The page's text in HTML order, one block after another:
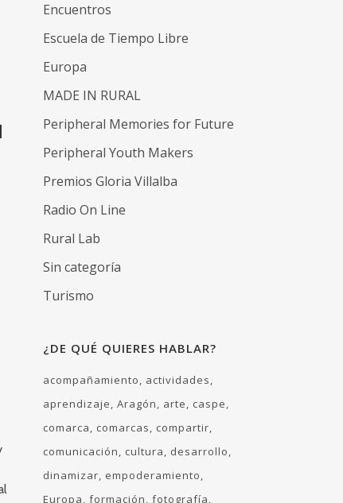
Encuentros
Escuela de Tiempo Libre
Europa
MADE IN RURAL
Peripheral Memories for Future
Peripheral Youth Makers
Premios Gloria Villalba
Radio On Line
Rural Lab
Sin categoría
Turismo
¿DE QUÉ QUIERES HABLAR?
acompañamiento
actividades
aprendizaje Aragón arte
caspe
comarca
comarcas
compartir
comunicación
cultura
desarrollo
dinamizar empoderamiento
Europa formación fotografía